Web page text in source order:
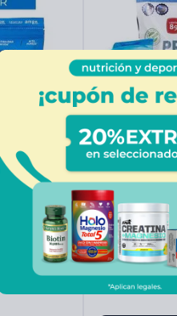
Ampk
Combo
azul
$ 134 .600 00
$ 80.76000